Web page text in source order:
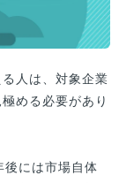
人は、対象企業
める必要があり
後には市場自体